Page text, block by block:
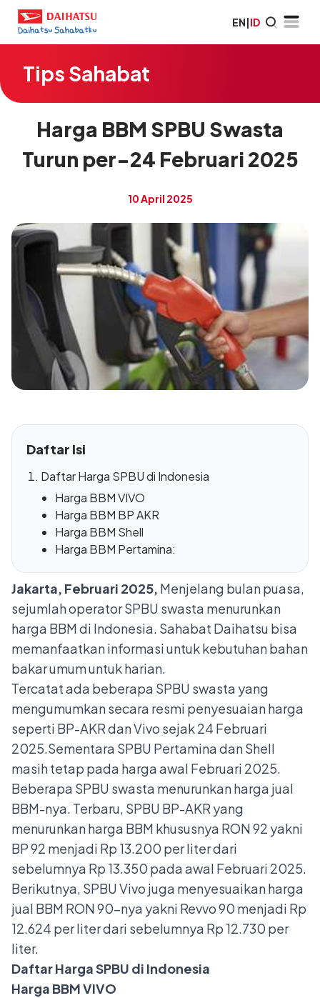
EN|ID
Tips Sahabat
Harga BBM SPBU Swasta
Turun per-24 Februari 2025
10 April 2025
Daftar Isi
Daftar Harga SPBU di Indonesia
Harga BBM VIVO
Harga BBM BP AKR
Harga BBM Shell
Harga BBM Pertamina:
Jakarta, Februari 2025, Menjelang bulan puasa,
sejumlah operator SPBU swasta menurunkan
harga BBMdi Indonesia. Sahabat Daihatsu bisa
memanfaatkan informasi untuk kebutuhan bahan
bakar umum untuk harian.
Tercatat ada beberapa SPBU swasta yang
mengumumkan secara resmi penyesuaian harga
seperti BP-AKR dan Vivo sejak 24 Februari
2025.Sementara SPBU Pertamina dan Shell
masih tetap pada harga awal Februari 2025.
Beberapa SPBU swasta menurunkan harga jual
BBM-nya. Terbaru, SPBU BP-AKR yang
menurunkan harga BBM khususnya RON 92 yakni
BP 92 menjadi Rp 13.200 per liter dari
sebelumnya Rp 13.350 pada awal Februari 2025.
Berikutnya, SPBU Vivo juga menyesuaikan harga
jual BBM RON 90-nya yakni Revvo 90 menjadi Rp
12.624 per liter dari sebelumnya Rp 12.730 per
liter.
Daftar Harga SPBU di Indonesia
Harga BBM VIVO